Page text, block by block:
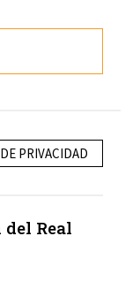
PRIVACIDAD
Real